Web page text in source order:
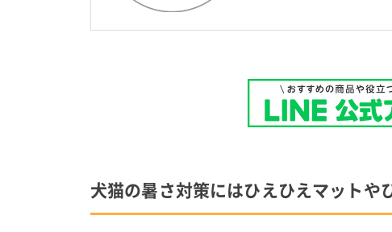
犬猫の暑さ対策にはひえひえマットや